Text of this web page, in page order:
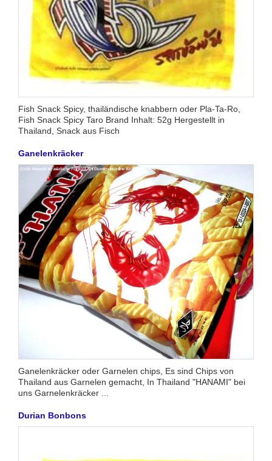
Fish Snack Spicy, thailändische knabbern oder Pla-Ta-Ro,
Fish Snack Spicy Taro Brand Inhalt: 52g Hergestellt in
Thailand, Snack aus Fisch
Ganelenkräcker
Ganelenkräcker oder Garnelen chips, Es sind Chips von
Thailand aus Garnelen gemacht, In Thailand "HANAMI" bei
uns Garnelenkräcker ...
Durian Bonbons